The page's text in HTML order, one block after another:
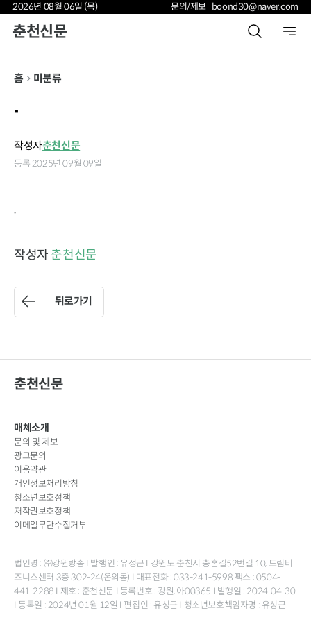
2026년 08월 06일 (목) 문의/제보 boond30@naver.com
춘천신문
홈 미분류
.
작성자춘천신문
등록 2025년 09월 09일
.
작성자 춘천신문
뒤로가기
춘천신문
매체소개
문의 및 제보
광고문의
이용약관
개인정보처리방침
청소년보호정책
저작권보호정책
이메일무단수집거부
법인명 : ㈜강원방송 I 발행인 : 유성근 I 강원도 춘천시 충혼길52번길 10, 드림비
즈니스센터 3층 302-24(온의동) I 대표전화 : 033-241-5998 팩스 : 0504-
441-2288 I 제호 : 춘천신문 I 등록번호 : 강원, 아00365 I 발행일 : 2024-04-30
I 등록일 : 2024년 01월 12일 I 편집인 : 유성근 I 청소년보호책임자명 : 유성근